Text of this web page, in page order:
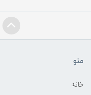
منو
خانه